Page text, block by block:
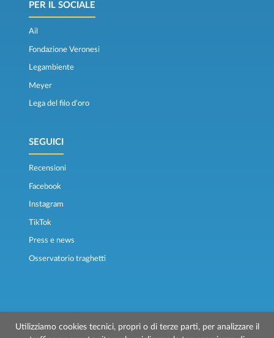
PER IL SOCIALE
Ail
Fondazione Veronesi
Legambiente
Meyer
Lega del filo d’oro
SEGUICI
Recensioni
Facebook
Instagram
TikTok
Press e news
Osservatorio traghetti
Utilizziamo cookies tecnici, propri o di terze parti, per analizzare il